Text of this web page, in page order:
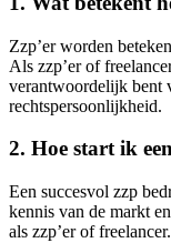
Zzp’er worden
Als zzp’er of
verantwoordelijk bent
rechtspersoonlijkheid.
2. Hoe start ik
Een succesvol zzp
kennis van de markt
als zzp’er of freelancer.